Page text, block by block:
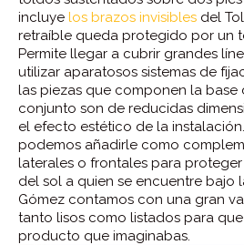
incluye los brazos invisibles del
retraíble queda protegido por un
Permite llegar a cubrir grandes
utilizar aparatosos sistemas de
las piezas que componen la base
conjunto son de reducidas
el efecto estético de la
podemos añadirle como
laterales o frontales para
del sol a quien se encuentre bajo
Gómez contamos con una gran
tanto lisos como listados para
producto que imaginabas.